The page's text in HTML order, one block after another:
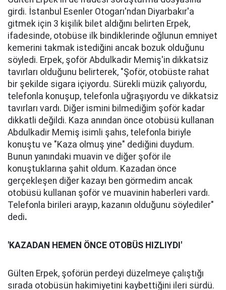
girdi. İstanbul Esenler Otogarı'ndan Diyarbakır'a
gitmek için 3 kişilik bilet aldığını belirten Erpek,
ifadesinde, otobüse ilk bindiklerinde oğlunun emniyet
kemerini takmak istediğini ancak bozuk olduğunu
söyledi. Erpek, şoför Abdulkadir Memiş'in dikkatsiz
tavırları olduğunu belirterek, "Şoför, otobüste rahat
bir şekilde sigara içiyordu. Sürekli müzik çalıyordu,
telefonla konuşup, telefonla uğraşıyordu ve dikkatsiz
tavırları vardı. Diğer ismini bilmediğim şoför kadar
dikkatli değildi. Kaza anından önce otobüsü kullanan
Abdulkadir Memiş isimli şahıs, telefonla biriyle
konuştu ve "Kaza olmuş yine" dediğini duydum.
Bunun yanındaki muavin ve diğer şoför ile
konuştuklarına şahit oldum. Kazadan önce
gerçekleşen diğer kazayı ben görmedim ancak
otobüsü kullanan şoför ve muavinin haberleri vardı.
Telefonla birileri arayıp, kazanın olduğunu söylediler"
dedi.
'KAZADAN HEMEN ÖNCE OTOBÜS HIZLIYDI'
Gülten Erpek, şoförün perdeyi düzelmeye çalıştığı
sırada otobüsün hakimiyetini kaybettiğini ileri sürdü.